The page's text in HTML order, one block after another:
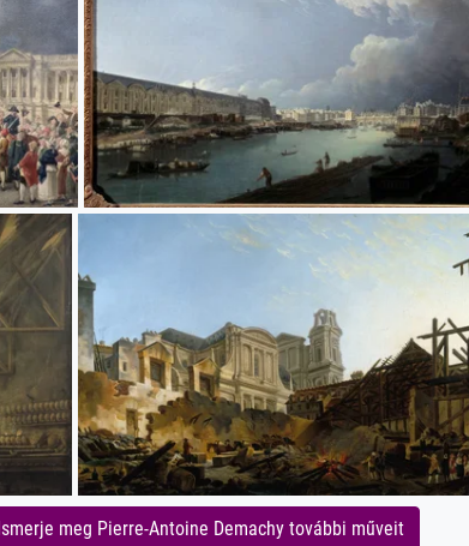
Ismerje meg Pierre-Antoine Demachy további műveit